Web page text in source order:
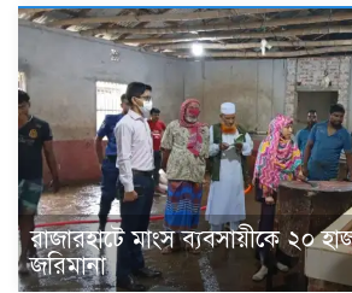
রাজারহাটে মাংস ব্যবসায়ীকে ২০
জরিমানা